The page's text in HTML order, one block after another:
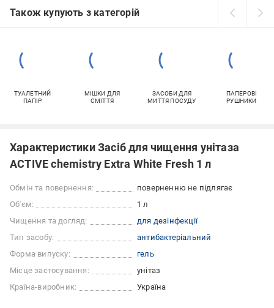
Також купують з категорій
ТУАЛЕТНИЙ
ПАПІР
МІШКИ ДЛЯ
СМІТТЯ
ЗАСОБИ ДЛЯ
МИТТЯ ПОСУДУ
ПАПЕРОВІ
РУШНИКИ
Характеристики Засіб для чищення унітаза
ACTIVE chemistry Extra White Fresh 1 л
Обмін та повернення:
поверненню не підлягає
Об'єм:
1 л
Чищення та догляд:
для дезінфекції
Тип засобу:
антибактеріальний
Форма випуску:
гель
Місце застосування:
унітаз
Країна-виробник:
Україна